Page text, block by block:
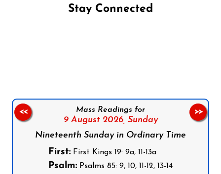
Stay Connected
Mass Readings for
9 August 2026, Sunday
Nineteenth Sunday in Ordinary Time
First: First Kings 19: 9a, 11-13a
Psalm: Psalms 85: 9, 10, 11-12, 13-14
<< >>